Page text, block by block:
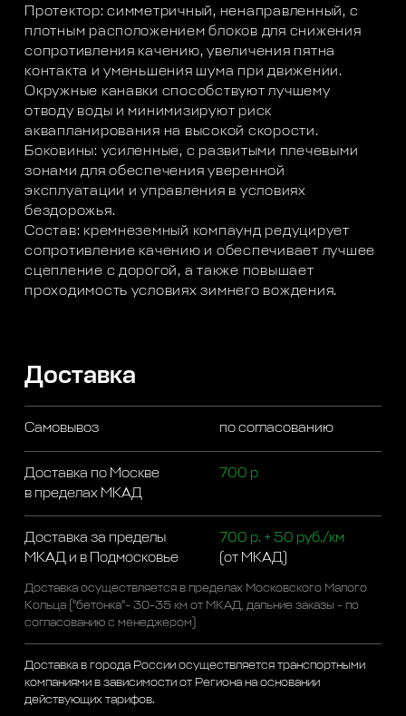
Протектор: симметричный, ненаправленный, с
плотным расположением блоков для снижения
сопротивления качению, увеличения пятна
контакта и уменьшения шума при движении.
Окружные канавки способствуют лучшему
отводу воды и минимизируют риск
аквапланирования на высокой скорости.
Боковины: усиленные, с развитыми плечевыми
зонами для обеспечения уверенной
эксплуатации и управления в условиях
бездорожья.
Состав: кремнеземный компаунд редуцирует
сопротивление качению и обеспечивает лучшее
сцепление с дорогой, а также повышает
проходимость условиях зимнего вождения.
Доставка
Самовывоз по согласованию
Доставка по Москве
в пределах МКАД
700 р
Доставка за пределы
МКАД и в Подмосковье
700 р. + 50 руб./км
(от МКАД)
Доставка осуществляется в пределах Московского Малого
Кольца ("бетонка"- 30-35 км от МКАД, дальние заказы - по
согласованию с менеджером)
Доставка в города России осуществляется транспортными
компаниями в зависимости от Региона на основании
действующих тарифов.